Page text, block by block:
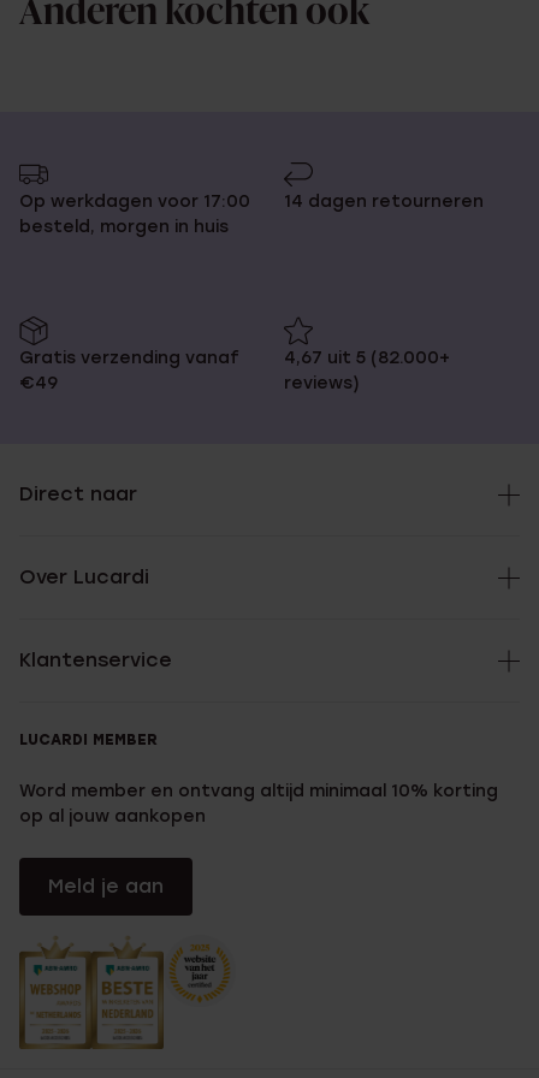
Anderen kochten ook
Op werkdagen voor 17:00
besteld, morgen in huis
14 dagen retourneren
Gratis verzending vanaf
€49
4,67 uit 5 (82.000+
reviews)
Direct naar
Over Lucardi
Klantenservice
LUCARDI MEMBER
Word member en ontvang altijd minimaal 10% korting
op al jouw aankopen
Meld je aan